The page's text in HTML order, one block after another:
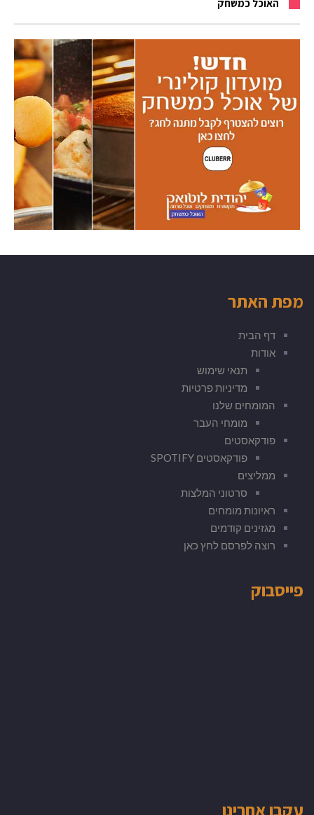
האוכל כמשחק
מפת האתר
דף הבית
אודות
תנאי שימוש
מדיניות פרטיות
המומחים שלנו
מומחי העבר
פודקאסטים
פודקאסטים SPOTIFY
ממליצים
סרטוני המלצות
ראיונות מומחים
מגזינים קודמים
רוצה לפרסם לחץ כאן
פייסבוק
עקבו אחרינו